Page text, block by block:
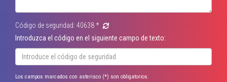
Código de seguridad: 40638*
Introduzca el código en el siguiente campo de texto:
Los campos marcados con asterisco (*) son obligatorios.